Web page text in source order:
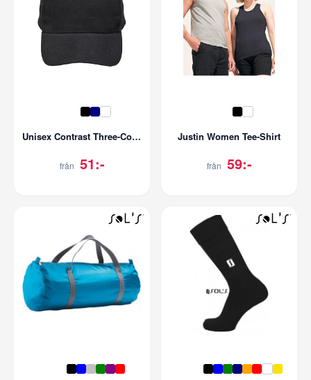
Unisex Contrast Three-Colour Cap Longchamp
från 51:-
Justin Women Tee-Shirt
från 59:-